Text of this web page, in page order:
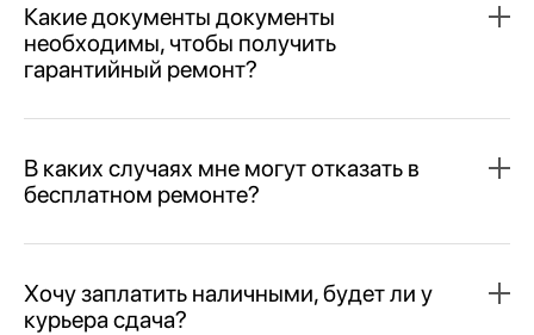
Какие документы документы
необходимы, чтобы получить
гарантийный ремонт?
В каких случаях мне могут отказать в
бесплатном ремонте?
Хочу заплатить наличными, будет ли у
курьера сдача?